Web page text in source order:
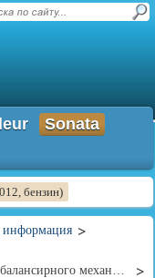
Sonata
бензин)
Проверка состояния ремней привода ГРМ и балансирного механизма (двигатели 2,0 л / 2,4 л)